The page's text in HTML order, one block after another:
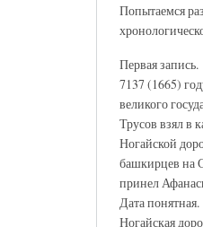
Попытаемся
Первая запись.
7137 (1665)
великого
Трусов взял в
Ногайской
башкирцев на
принел
Дата понятная.
Ногайская